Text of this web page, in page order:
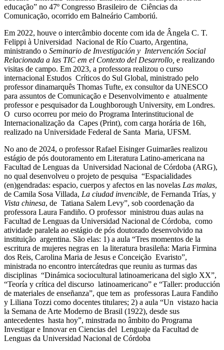
educação” no 47º Congresso Brasileiro de Ciências da
Comunicação, ocorrido em Balneário Camboriú.
Em 2022, houve o intercâmbio docente com ida de Ângela C. T.
Felippi à Universidad Nacional de Río Cuarto, Argentina,
ministrando o Seminario de Investigación y Intervención Social
Relacionada a las TIC em el Contexto del Desarrollo, e realizando
visitas de campo. Em 2023, a professora realizou o curso
internacional Estudos Críticos do Sul Global, ministrado pelo
professor dinamarquês Thomas Tufte, ex consultor da UNESCO
para assuntos de Comunicação e Desenvolvimento e atualmente
professor e pesquisador da Loughborough University, em Londres.
O curso ocorreu por meio do Programa Interinstitucional de
Internacionalização da Capes (Print), com carga horária de 16h,
realizado na Universidade Federal de Santa Maria, UFSM.
No ano de 2024, o professor Rafael Eisinger Guimarães realizou
estágio de pós doutoramento em Literatura Latino-americana na
Facultad de Lenguas da Universidad Nacional de Córdoba (ARG),
no qual desenvolveu o projeto de pesquisa “Espacialidades
(en)gendradas: espacio, cuerpos y afectos en las novelas Las malas,
de Camila Sosa Villada, La ciudad invencible, de Fernanda Trías, y
Vista chinesa, de Tatiana Salem Levy”, sob coordenação da
professora Laura Fandiño. O professor ministrou duas aulas na
Facultad de Lenguas da Universidad Nacional de Córdoba, como
atividade paralela ao estágio de pós doutorado desenvolvido na
instituição argentina. São elas: 1) a aula “Tres momentos de la
escritura de mujeres negras en la literatura brasileña: Maria Firmina
dos Reis, Carolina Maria de Jesus e Conceição Evaristo”,
ministrada no encontro intercátedras que reuniu as turmas das
disciplinas “Dinámica sociocultural latinoamericana del siglo XX”,
“Teoría y crítica del discurso latinoamericano” e “Taller: producción
de materiales de enseñanza”, que tem as professoras Laura Fandiño
y Liliana Tozzi como docentes titulares; 2) a aula “Un vistazo hacia
la Semana de Arte Moderno de Brasil (1922), desde sus
antecedentes hasta hoy”, minstrada no âmbito do Programa
Investigar e Innovar en Ciencias del Lenguaje da Facultad de
Lenguas da Universidad Nacional de Córdoba